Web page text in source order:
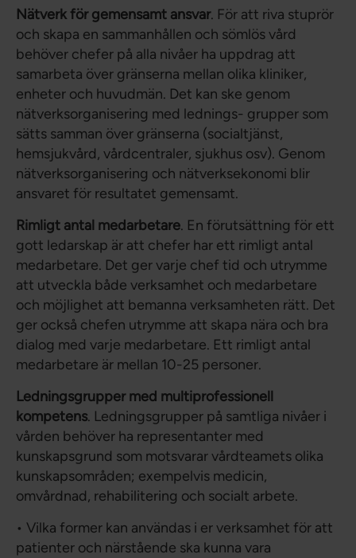
Nätverk för gemensamt ansvar. För att riva stuprör
och skapa en sammanhållen och sömlös vård
behöver chefer på alla nivåer ha uppdrag att
samarbeta över gränserna mellan olika kliniker,
enheter och huvudmän. Det kan ske genom
nätverksorganisering med lednings- grupper som
sätts samman över gränserna (socialtjänst,
hemsjukvård, vårdcentraler, sjukhus osv). Genom
nätverksorganisering och nätverksekonomi blir
ansvaret för resultatet gemensamt.
Rimligt antal medarbetare. En förutsättning för ett
gott ledarskap är att chefer har ett rimligt antal
medarbetare. Det ger varje chef tid och utrymme
att utveckla både verksamhet och medarbetare
och möjlighet att bemanna verksamheten rätt. Det
ger också chefen utrymme att skapa nära och bra
dialog med varje medarbetare. Ett rimligt antal
medarbetare är mellan 10-25 personer.
Ledningsgrupper med multiprofessionell
kompetens. Ledningsgrupper på samtliga nivåer i
vården behöver ha representanter med
kunskapsgrund som motsvarar vårdteamets olika
kunskapsområden; exempelvis medicin,
omvårdnad, rehabilitering och socialt arbete.
• Vilka former kan användas i er verksamhet för att
patienter och närstående ska kunna vara